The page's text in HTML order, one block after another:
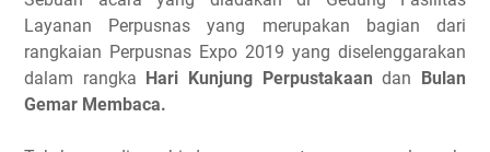
Layanan Perpusnas yang merupakan bagian dari
rangkaian Perpusnas Expo 2019 yang diselenggarakan
dalam rangka Hari Kunjung Perpustakaan dan Bulan
Gemar Membaca.